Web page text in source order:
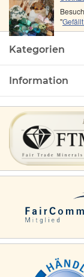
"
Kategorien
Information